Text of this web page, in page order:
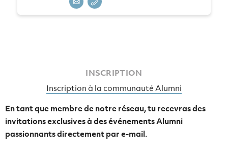
INSCRIPTION
Inscription à la communauté Alumni
En tant que membre de notre réseau, tu recevras des
invitations exclusives à des événements Alumni
passionnants directement par e-mail.